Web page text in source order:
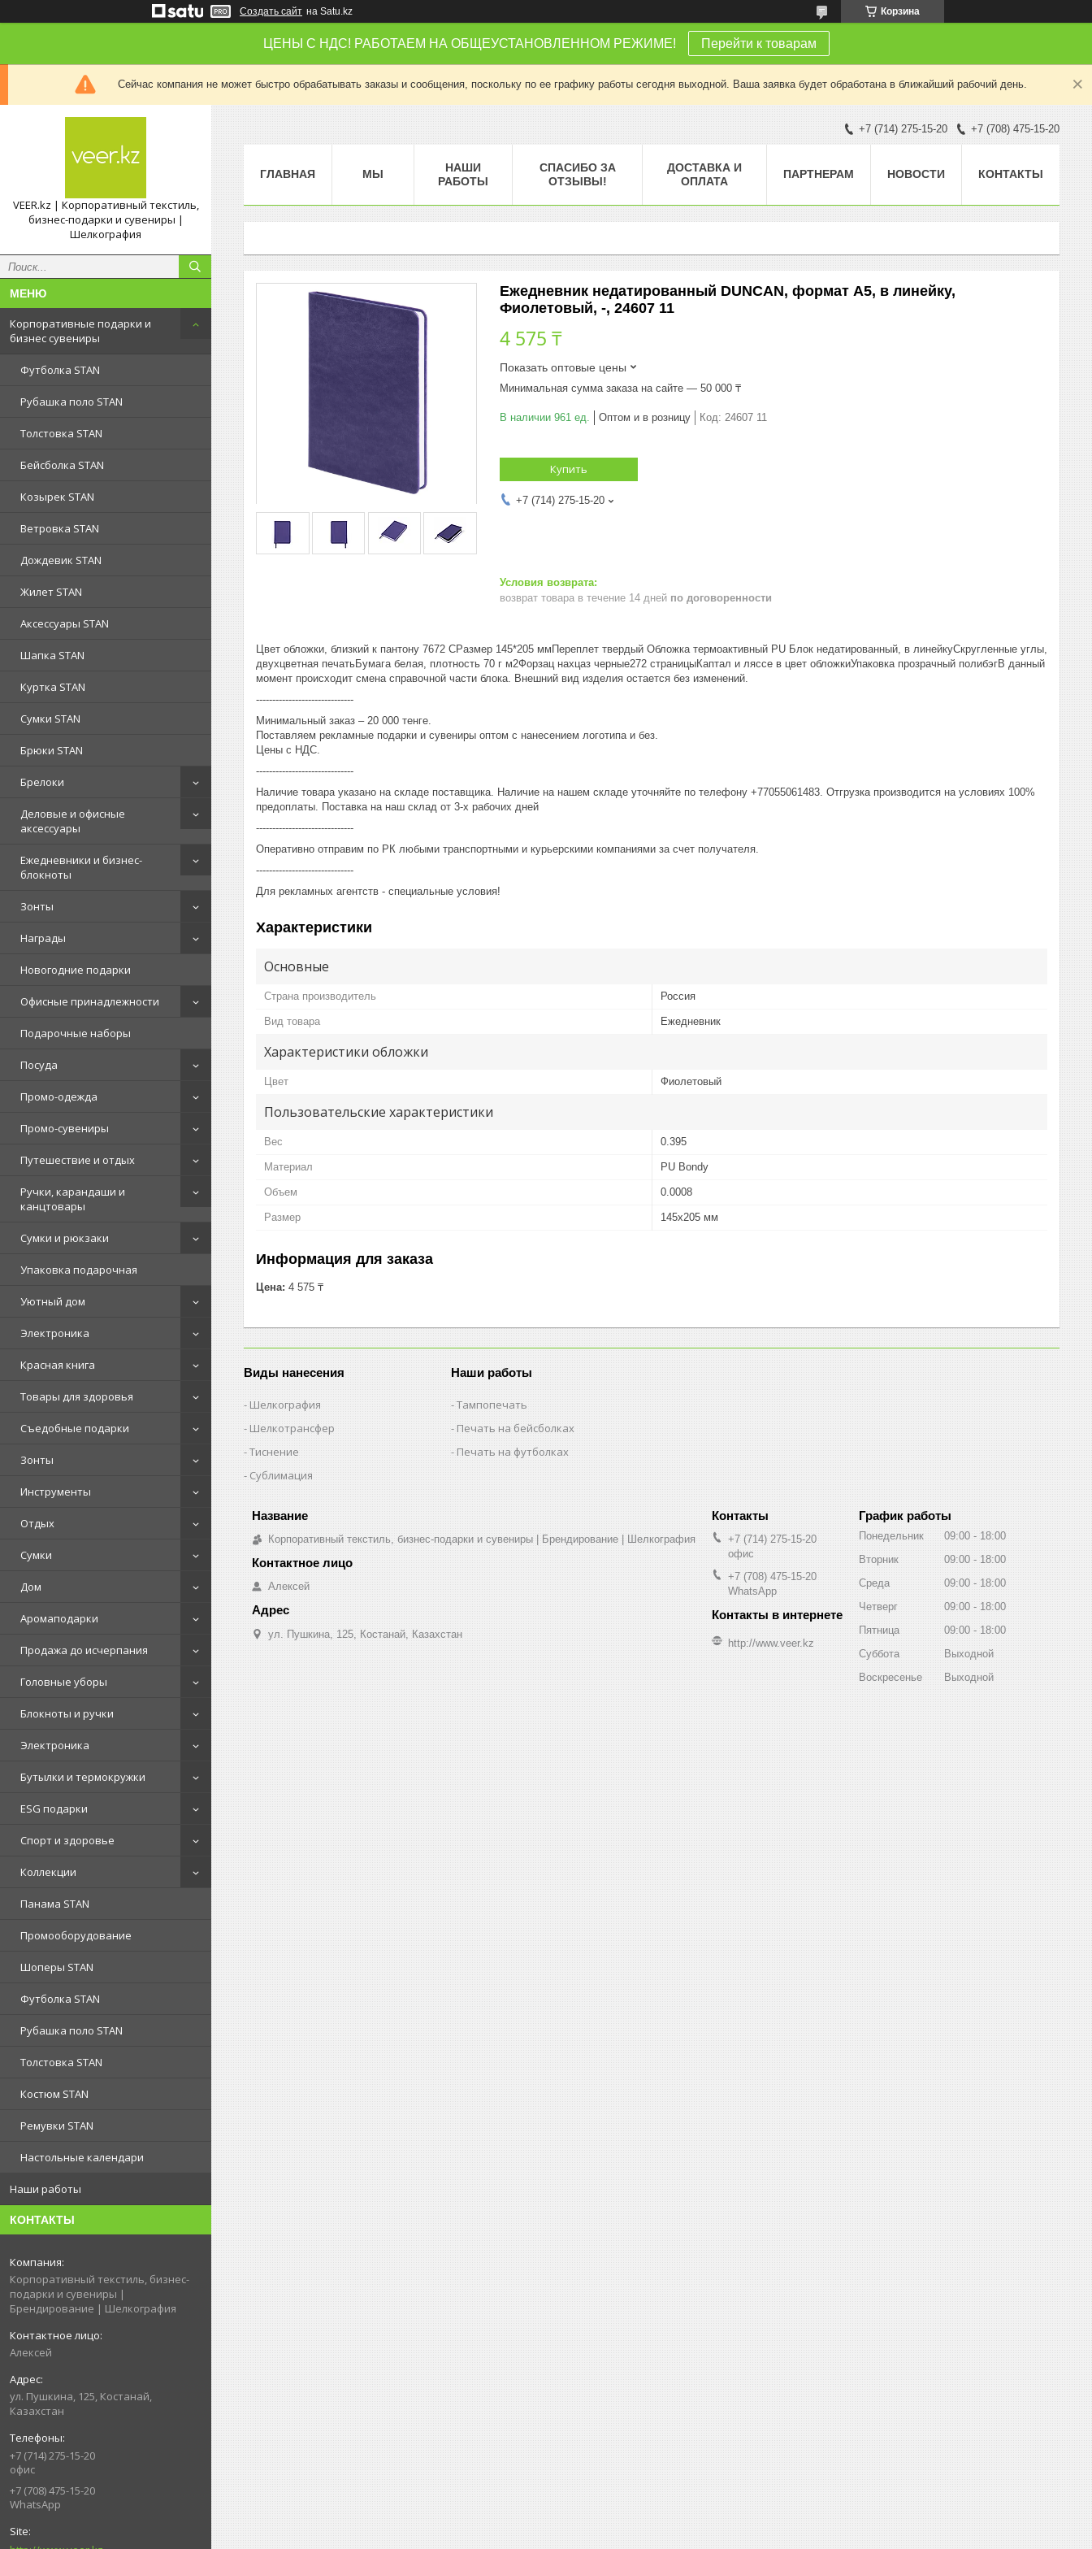
Создать сайт на Satu.kz Корзина
ЦЕНЫ С НДС! РАБОТАЕМ НА ОБЩЕУСТАНОВЛЕННОМ РЕЖИМЕ! Перейти к товарам
Сейчас компания не может быстро обрабатывать заказы и сообщения, поскольку по ее графику работы сегодня выходной. Ваша заявка будет обработана в ближайший рабочий день.
VEER.kz | Корпоративный текстиль,
бизнес-подарки и сувениры |
Шелкография
Корпоративные подарки и
бизнес сувениры
Футболка STAN
Рубашка поло STAN
Толстовка STAN
Бейсболка STAN
Козырек STAN
Ветровка STAN
Дождевик STAN
Жилет STAN
Аксессуары STAN
Шапка STAN
Куртка STAN
Сумки STAN
Брюки STAN
Брелоки
Деловые и офисные
аксессуары
Ежедневники и бизнес-
блокноты
Зонты
Награды
Новогодние подарки
Офисные принадлежности
Подарочные наборы
Посуда
Промо-одежда
Промо-сувениры
Путешествие и отдых
Ручки, карандаши и
канцтовары
Сумки и рюкзаки
Упаковка подарочная
Уютный дом
Электроника
Красная книга
Товары для здоровья
Съедобные подарки
Зонты
Инструменты
Отдых
Сумки
Дом
Аромаподарки
Продажа до исчерпания
Головные уборы
Блокноты и ручки
Электроника
Бутылки и термокружки
ESG подарки
Спорт и здоровье
Коллекции
Панама STAN
Промооборудование
Шоперы STAN
Футболка STAN
Рубашка поло STAN
Толстовка STAN
Костюм STAN
Ремувки STAN
Настольные календари
Наши работы
КОНТАКТЫ
Корпоративный текстиль, бизнес-
подарки и сувениры |
Брендирование | Шелкография
Алексей
ул. Пушкина, 125, Костанай,
Казахстан
+7 (714) 275-15-20
офис
+7 (708) 475-15-20
WhatsApp
+7 (714) 275-15-20 +7 (708) 475-15-20
ГЛАВНАЯ МЫ
НАШИ
РАБОТЫ
СПАСИБО ЗА
ОТЗЫВЫ!
ДОСТАВКА И
ОПЛАТА
ПАРТНЕРАМ НОВОСТИ КОНТАКТЫ
Ежедневник недатированный DUNCAN, формат А5, в линейку,
Фиолетовый, -, 24607 11
4 575 ₸
Показать оптовые цены
Минимальная сумма заказа на сайте — 50 000 ₸
В наличии 961 ед. Оптом и в розницу Код: 24607 11
Купить
+7 (714) 275-15-20
возврат товара в течение 14 дней по договоренности
Цвет обложки, близкий к пантону 7672 CРазмер 145*205 ммПереплет твердый Обложка термоактивный PU Блок недатированный, в линейкуСкругленные углы,
двухцветная печатьБумага белая, плотность 70 г м2Форзац нахцаз черные272 страницыКаптал и ляссе в цвет обложкиУпаковка прозрачный полибэгВ данный
момент происходит смена справочной части блока. Внешний вид изделия остается без изменений.
------------------------------
Минимальный заказ – 20 000 тенге.
Поставляем рекламные подарки и сувениры оптом с нанесением логотипа и без.
Цены с НДС.
------------------------------
Наличие товара указано на складе поставщика. Наличие на нашем складе уточняйте по телефону +77055061483. Отгрузка производится на условиях 100%
предоплаты. Поставка на наш склад от 3-x рабочих дней
------------------------------
Оперативно отправим по РК любыми транспортными и курьерскими компаниями за счет получателя.
------------------------------
Для рекламных агентств - специальные условия!
Характеристики
Основные
Страна производитель Россия
Вид товара Ежедневник
Характеристики обложки
Цвет Фиолетовый
Пользовательские характеристики
Вес 0.395
Материал PU Bondy
Объем 0.0008
Размер 145x205 мм
Информация для заказа
Цена: 4 575 ₸
Виды нанесения
Шелкография
Шелкотрансфер
Тиснение
Сублимация
Наши работы
Тампопечать
Печать на бейсболках
Печать на футболках
Корпоративный текстиль, бизнес-подарки и сувениры | Брендирование | Шелкография
Алексей
ул. Пушкина, 125, Костанай, Казахстан
+7 (714) 275-15-20
офис
+7 (708) 475-15-20
WhatsApp
http://www.veer.kz
График работы
Понедельник 09:00
18:00
Вторник
09:00
18:00
Среда
09:00
18:00
Четверг
09:00
18:00
Пятница
09:00
18:00
Суббота
Выходной
Воскресенье
Выходной